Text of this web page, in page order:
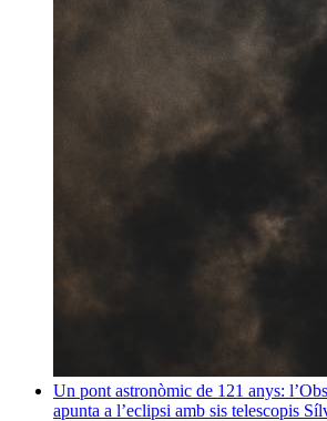
Un pont astronòmic de 121 anys:
apunta a l’eclipsi amb sis telescopis